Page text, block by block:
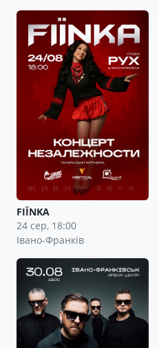
FIЇNKA
24 сер, 18:00
Івано-Франків